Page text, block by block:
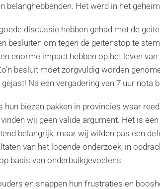
belanghebbenden. Het werd in het
discussie hebben gehad met de
besluiten om tegen de geitenstop te
enorme impact hebben op het leven
besluit moet zorgvuldig worden
Ná een vergadering van 7 uur nota
biezen pakken in provincies waar
wij geen valide argument. Het is
belangrijk, maar wij wilden pas een
van het lopende onderzoek, in
basis van onderbuikgevoelens
en snappen hun frustraties en